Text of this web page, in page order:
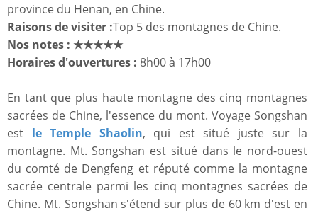
province du Henan, en Chine.
Raisons de visiter :Top 5 des montagnes de Chine.
Nos notes : ★★★★★
Horaires d'ouvertures : 8h00 à 17h00
En tant que plus haute montagne des cinq montagnes
sacrées de Chine, l'essence du mont. Voyage Songshan
est le Temple Shaolin, qui est situé juste sur la
montagne. Mt. Songshan est situé dans le nord-ouest
du comté de Dengfeng et réputé comme la montagne
sacrée centrale parmi les cinq montagnes sacrées de
Chine. Mt. Songshan s'étend sur plus de 60 km d'est en